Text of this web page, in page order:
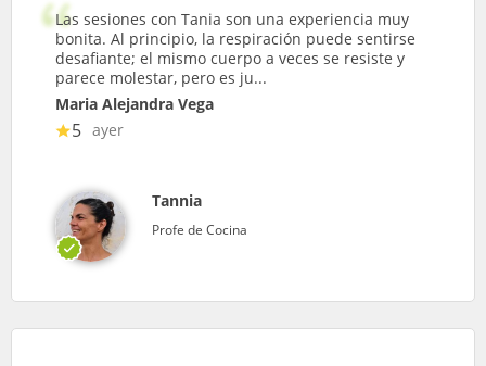
Las sesiones con Tania son una experiencia muy
bonita. Al principio, la respiración puede sentirse
desafiante; el mismo cuerpo a veces se resiste y
parece molestar, pero es ju...
Maria Alejandra Vega
5 ayer
Tannia
Profe de Cocina